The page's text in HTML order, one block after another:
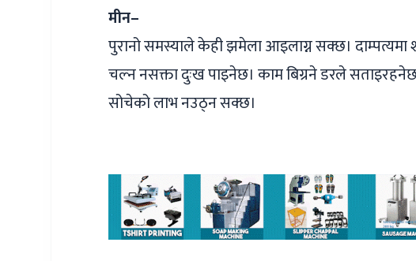
मीन–
पुरानो समस्याले केही झमेला आइलाग्न सक्छ।
चल्न नसक्ता दुःख पाइनेछ। काम बिग्रने डरले
सोचेको लाभ नउठ्न सक्छ।